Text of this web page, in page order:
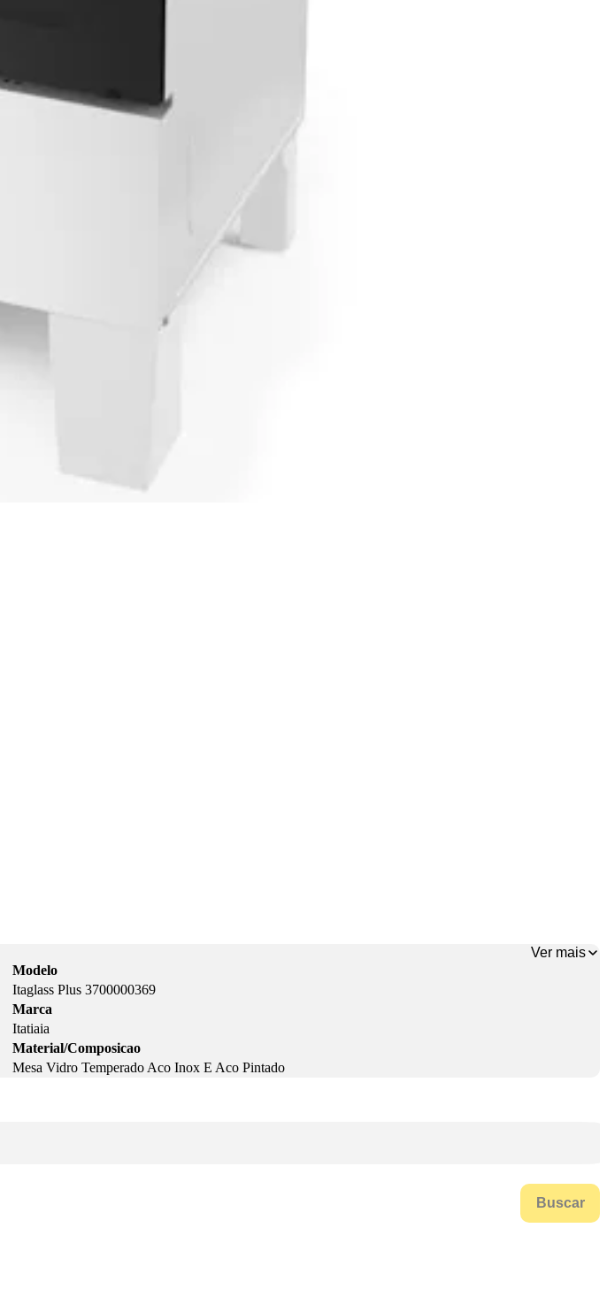
Ver mais
Modelo
Itaglass Plus 3700000369
Marca
Itatiaia
Material/Composicao
Mesa Vidro Temperado Aco Inox E Aco Pintado
Buscar